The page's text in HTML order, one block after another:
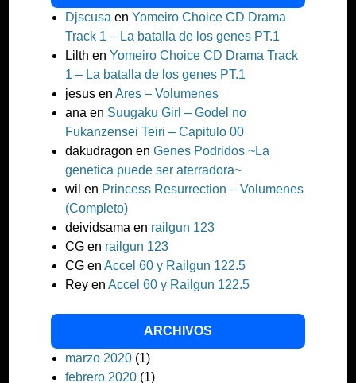
Djscusa en Yomeiro Choice CD Drama
Track 1 – La batalla de los genes PT.1
Lilth en Yomeiro Choice CD Drama Track
1 – La batalla de los genes PT.1
jesus en Ares – Volumenes
ana en Suugaku Girl – Godel no
Fukanzensei Teiri – Capitulo 00
dakudragon en Genes Podridos ~La
genetica puede ser aterradora~
wil en Princess Resurrection – Volumenes
(Completo)
deividsama en railgun 123
CG en railgun 123
CG en Accel 60 y Railgun 122.5
Rey en Accel 60 y Railgun 122.5
ARCHIVOS
marzo 2020 (1)
febrero 2020 (1)